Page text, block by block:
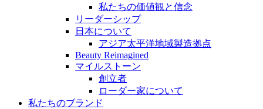
私たちの価値観と信念
リーダーシップ
日本について
アジア太平洋地域製造拠点
Beauty Reimagined
マイルストーン
創立者
ローダー家について
私たちのブランド